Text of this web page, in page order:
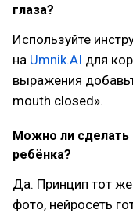
глаза?
Используйте
на Umnik.AI для
выражения
mouth closed».
Можно ли
ребёнка?
Да. Принцип тот
фото, нейросеть